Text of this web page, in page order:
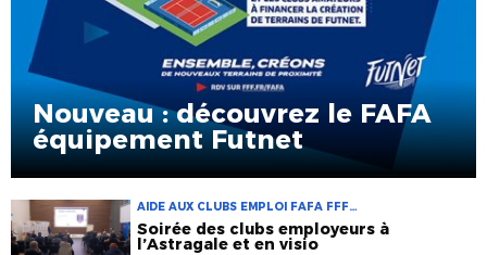
Nouveau : découvrez le FAFA
équipement Futnet
AIDE AUX CLUBS EMPLOI FAFA FFF
SERVICE AUX CLUBS
Soirée des clubs employeurs à
l’Astragale et en visio